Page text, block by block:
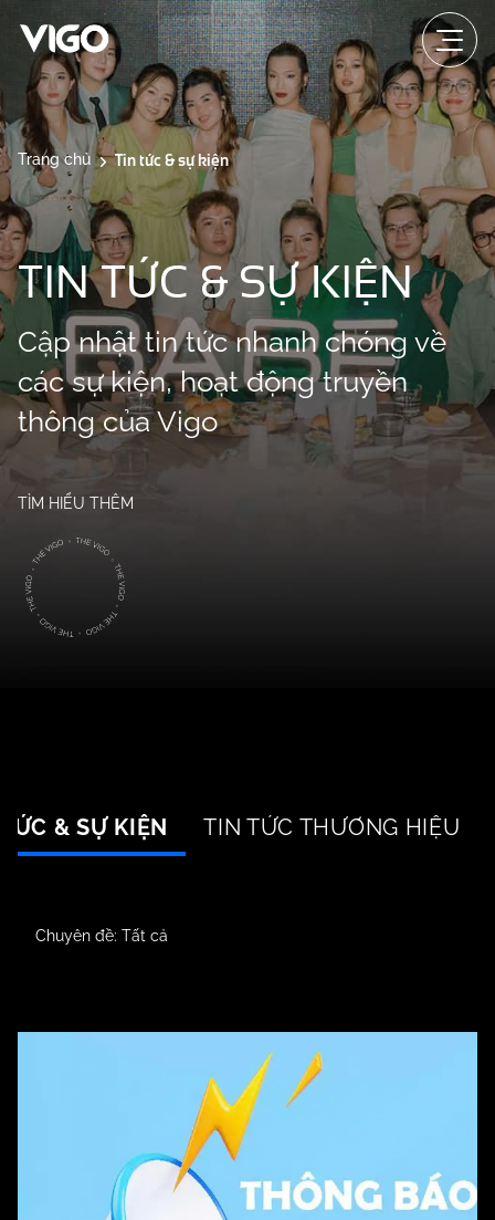
Trang chủ Tin tức & sự kiện
TIN TỨC & SỰ KIỆN
Cập nhật tin tức nhanh chóng về
các sự kiện, hoạt động truyền
thông của Vigo
TÌM HIỂU THÊM
& SỰ KIỆN TIN TỨC THƯƠNG HIỆU